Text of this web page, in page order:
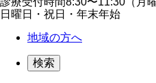
⽇曜⽇・祝⽇・年末年始
地域の方へ
検索